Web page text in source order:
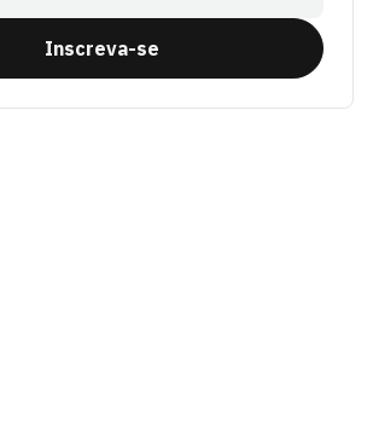
Inscreva-se